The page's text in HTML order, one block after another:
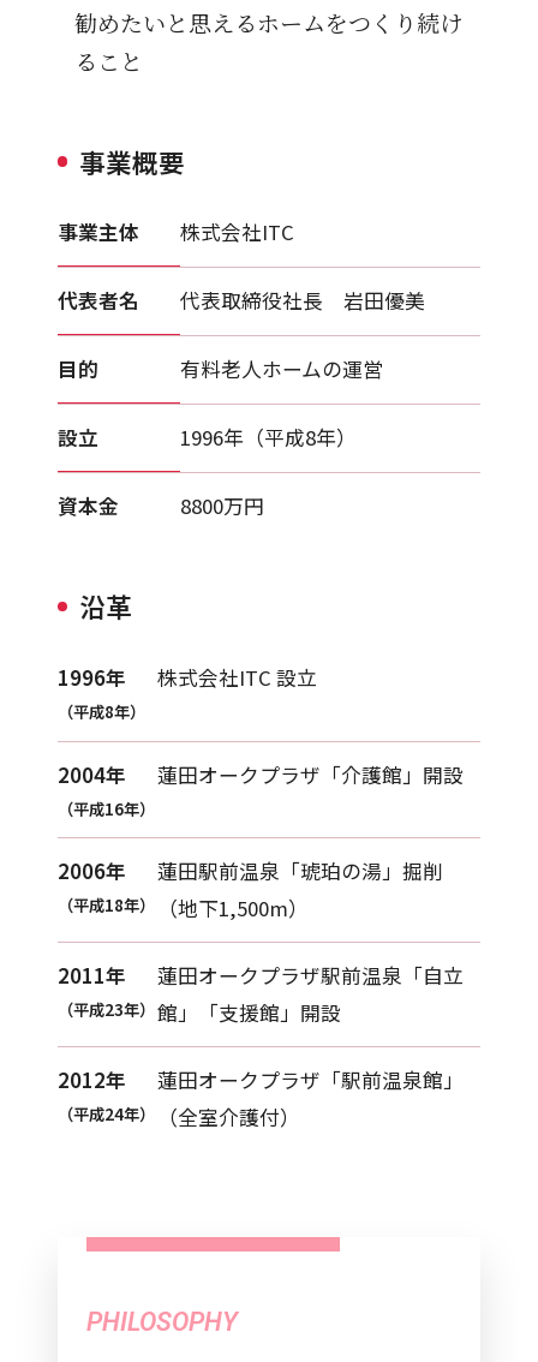
勧めたいと思えるホームをつくり続け
ること
事業概要
事業主体 株式会社ITC
代表者名 代表取締役社長 岩田優美
目的 有料老人ホームの運営
設立 1996年（平成8年）
資本金 8800万円
沿革
1996年
（平成8年）
株式会社ITC 設立
2004年
（平成16年）
蓮田オークプラザ「介護館」開設
2006年
（平成18年）
蓮田駅前温泉「琥珀の湯」掘削
（地下1,500m）
2011年
（平成23年）
蓮田オークプラザ駅前温泉「自立
館」「支援館」開設
2012年
（平成24年）
蓮田オークプラザ「駅前温泉館」
（全室介護付）
PHILOSOPHY